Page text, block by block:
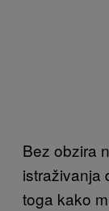
Bez obzira
istraživanja
toga kako